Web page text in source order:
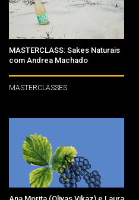
MASTERCLASS: Sakes Naturais
com Andrea Machado
MASTERCLASSES